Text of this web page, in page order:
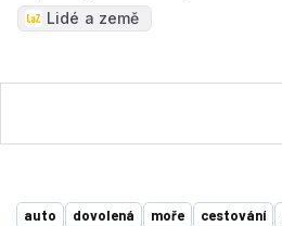
Lidé a země
auto dovolená moře cestování